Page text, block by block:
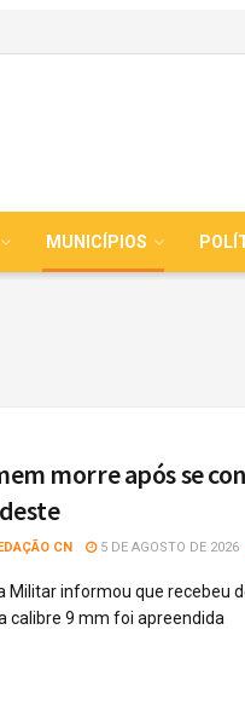
MUNICÍPIOS
morre após se
CN 5 DE AGOSTO DE 2026
Militar informou que recebeu
calibre 9 mm foi apreendida